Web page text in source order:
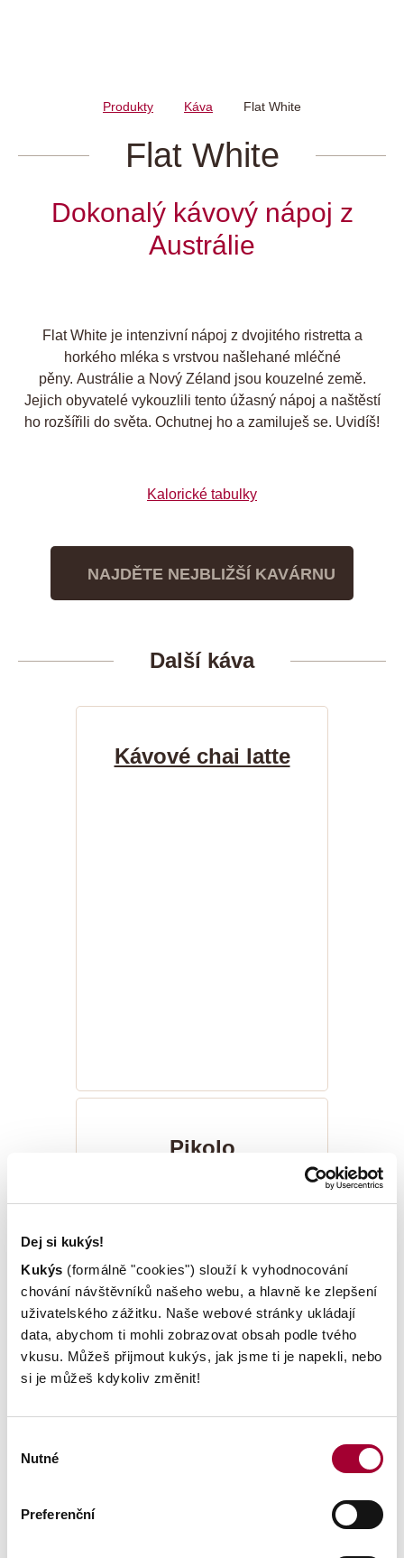
Dej si kukýs!
Kukýs (formálně "cookies") slouží k vyhodnocování
chování návštěvníků našeho webu, a hlavně ke zlepšení
uživatelského zážitku. Naše webové stránky ukládají
data, abychom ti mohli zobrazovat obsah podle tvého
vkusu. Můžeš přijmout kukýs, jak jsme ti je napekli, nebo
si je můžeš kdykoliv změnit!
souhlasu
Nutné
Preferenční
Produkty Káva Flat White
Flat White
Dokonalý kávový nápoj z
Austrálie
Flat White je intenzivní nápoj z dvojitého ristretta a
horkého mléka s vrstvou našlehané mléčné
pěny. Austrálie a Nový Zéland jsou kouzelné země.
Jejich obyvatelé vykouzlili tento úžasný nápoj a naštěstí
ho rozšířili do světa. Ochutnej ho a zamiluješ se. Uvidíš!
Kalorické tabulky
NAJDĚTE NEJBLIŽŠÍ KAVÁRNU
Další káva
Kávové chai latte
Pikolo